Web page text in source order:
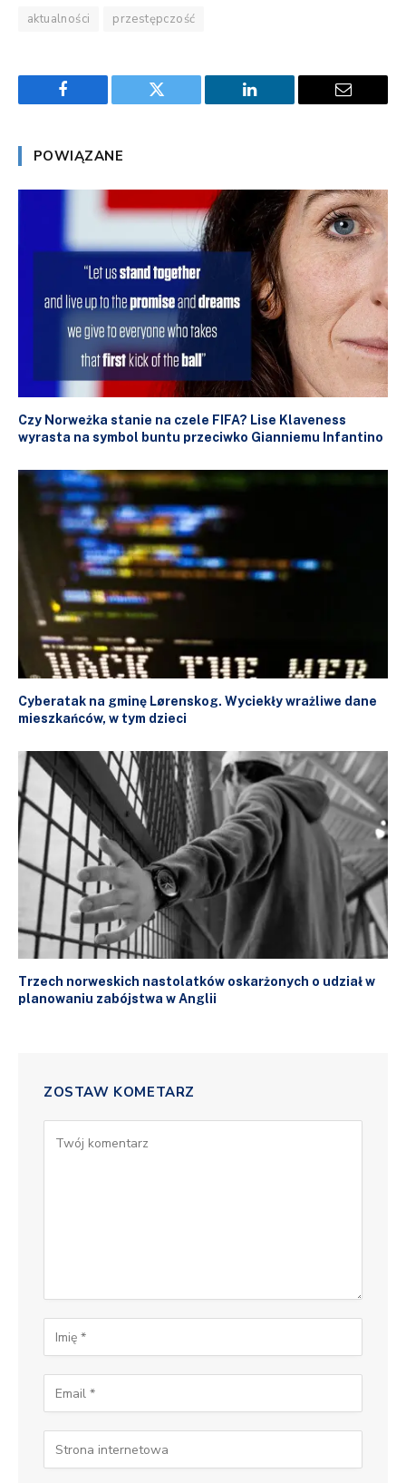
aktualności przestępczość
Facebook Twitter LinkedIn Email
POWIĄZANE
Czy Norweżka stanie na czele FIFA? Lise Klaveness
wyrasta na symbol buntu przeciwko Gianniemu Infantino
Cyberatak na gminę Lørenskog. Wyciekły wrażliwe dane
mieszkańców, w tym dzieci
Trzech norweskich nastolatków oskarżonych o udział w
planowaniu zabójstwa w Anglii
ZOSTAW KOMETARZ